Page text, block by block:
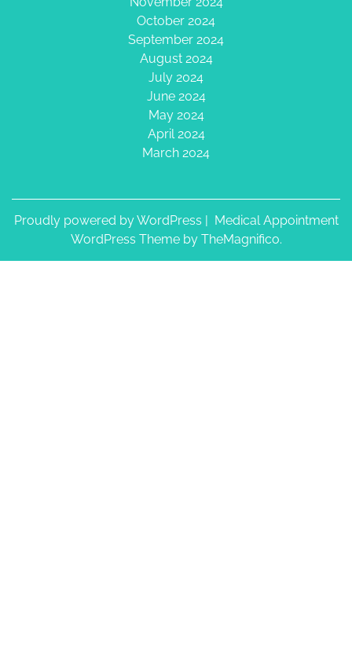
October 2024
September 2024
August 2024
July 2024
June 2024
May 2024
April 2024
March 2024
Proudly powered by WordPress | Medical Appointment
WordPress Theme by TheMagnifico.